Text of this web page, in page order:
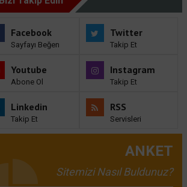
Facebook
Sayfayı Beğen
Twitter
Takip Et
Youtube
Abone Ol
Instagram
Takip Et
Linkedin
Takip Et
RSS
Servisleri
ANKET
Sitemizi Nasıl Buldunuz?